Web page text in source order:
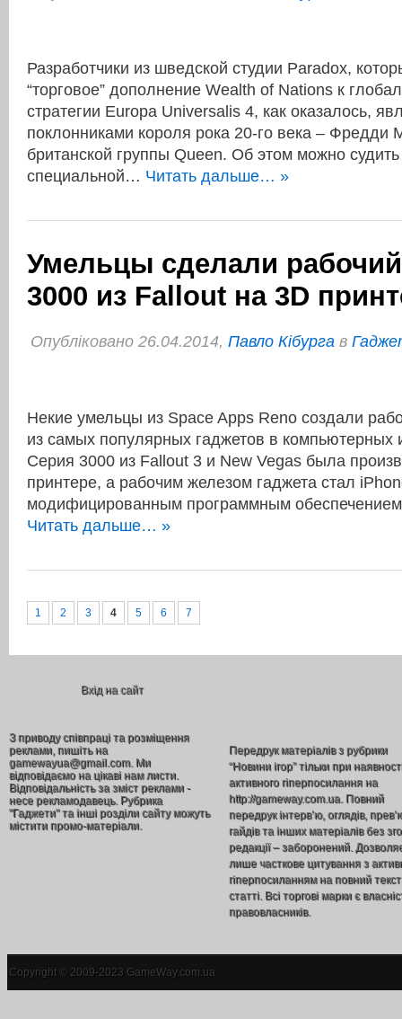
Разработчики из шведской студии Paradox,
“торговое” дополнение Wealth of Nations к
стратегии Europa Universalis 4, как оказалось,
поклонниками короля рока 20-го века – Фредди
британской группы Queen. Об этом можно
специальной… Читать дальше… »
Умельцы сделали
3000 из Fallout на 3D
Опубліковано 26.04.2014, Павло Кібурга в
Некие умельцы из Space Apps Reno создали
из самых популярных гаджетов в компьютерных
Серия 3000 из Fallout 3 и New Vegas была
принтере, а рабочим железом гаджета стал
модифицированным программным
Читать дальше… »
1 2 3 4 5 6 7
Вхід на сайт
З приводу співпраці та розміщення
реклами, пишіть на
gamewayua@gmail.com. Ми
відповідаємо на цікаві нам листи.
Відповідальність за зміст реклами -
несе рекламодавець. Рубрика
"Гаджети" та інші розділи сайту можуть
містити промо-матеріали.
Передрук матеріалів з рубрики
“Новини ігор” тільки при
активного гіперпосилання на
http://gameway.com.ua. Повний
передрук інтерв’ю, оглядів,
гайдів та інших матеріалів без
редакції – заборонений.
лише часткове цитування з
гіперпосиланням на повний текст
статті. Всі торгові марки є
правовласників.
Copyright © 2009-2023 GameWay.com.ua